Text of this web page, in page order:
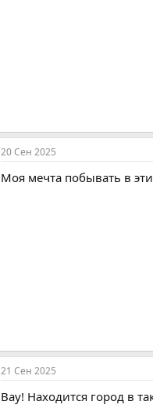
20 Сен 2025
Моя мечта побывать в
21 Сен 2025
Вау! Находится город в